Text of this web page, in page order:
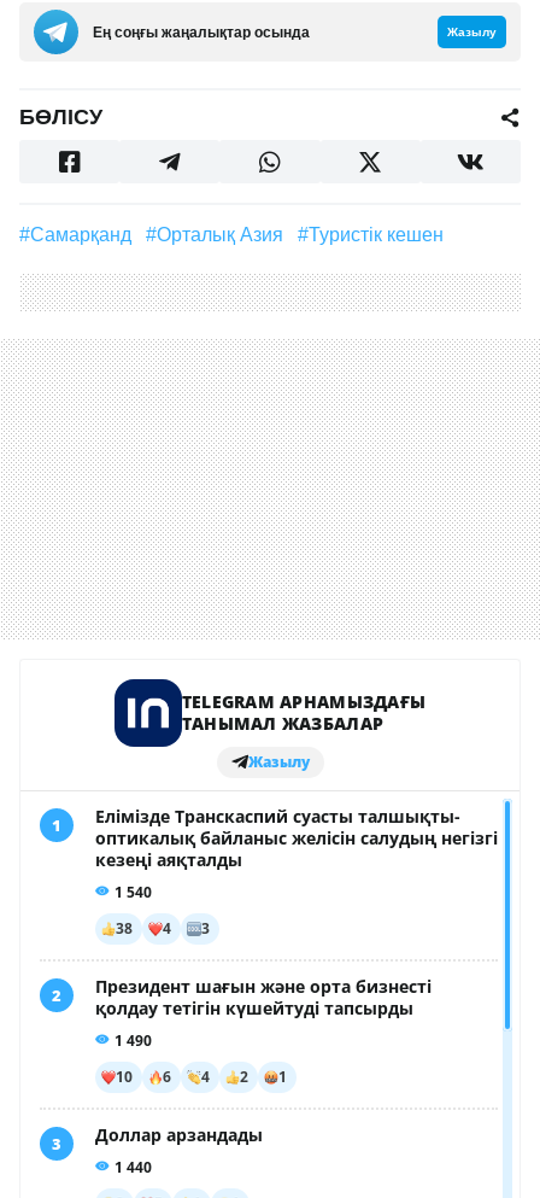
Ең соңғы жаңалықтар осында Жазылу
БӨЛІСУ
#Самарқанд #Орталық Азия #туристік кешен